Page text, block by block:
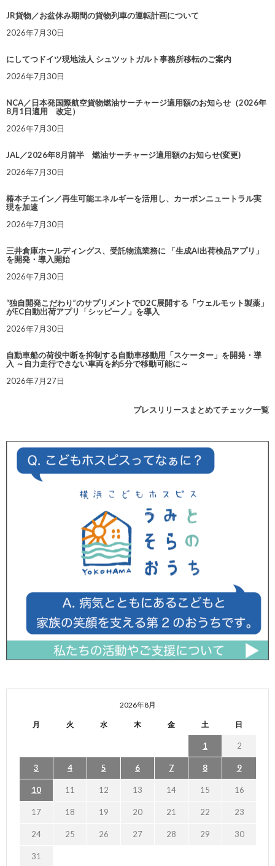
JR貨物／お盆休み期間の貨物列車の運転計画について
2026年7月30日
にしてつドイツ現地法人 シュツットガルト事務所移転のご案内
2026年7月30日
NCA／日本発国際航空貨物燃油サーチャージ適用額のお知らせ（2026年
8月1日適用 改定）
2026年7月30日
JAL／2026年8月前半 燃油サーチャージ適用額のお知らせ(変更)
2026年7月30日
椿本チエイン／再生可能エネルギーを活用し、カーボンニュートラル実
現を加速
2026年7月30日
三井倉庫ホールディングス、受託物流業務に 「生成AI出荷検品アプリ」
を開発・導入開始
2026年7月30日
“独自開発こだわり”のサプリメントでD2C展開する「ウェルモット製薬」
がEC自動出荷アプリ「シッピーノ」を導入
2026年7月30日
自動車船の荷役中断を抑制する自動車移動用「スケーター」を開発・導
入 ～自力走行できない車両を約5分で移動可能に～
2026年7月27日
プレスリリースまとめてチェック一覧
2026年8月
月 火 水 木 金 土 日
1 2
3 4 5 6 7 8 9
10 11 12 13 14 15 16
17 18 19 20 21 22 23
24 25 26 27 28 29 30
31